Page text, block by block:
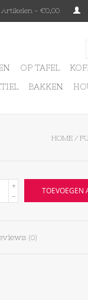
Artikelen - €0,00
OP TAFEL
BAKKEN
HOME /
+
-
TOEVOEGEN
(0)